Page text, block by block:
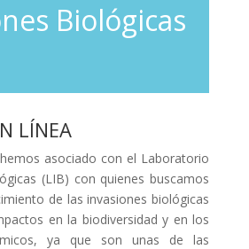
Biológicas
LÍNEA
asociado con el Laboratorio
(LIB) con quienes buscamos
de las invasiones biológicas
en la biodiversidad y en los
ya que son unas de las